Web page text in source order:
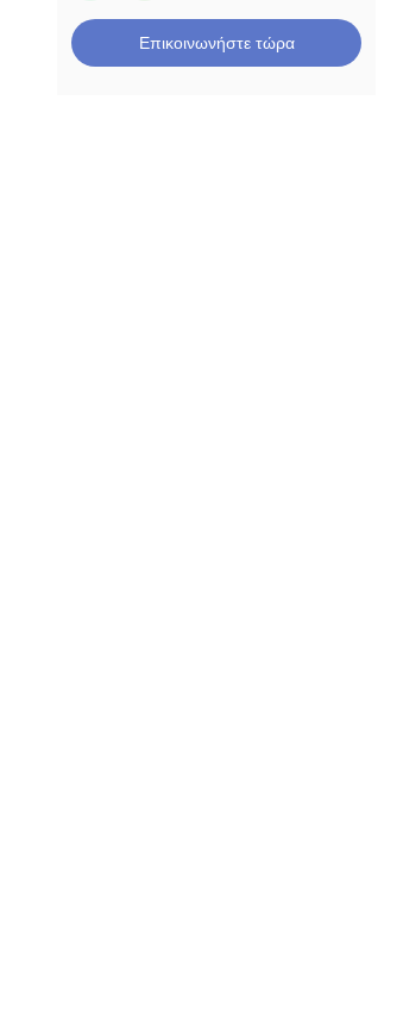
Επικοινωνήστε τώρα